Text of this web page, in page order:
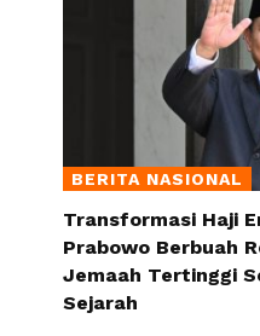
BERITA NASIONAL
Transformasi Haji
Prabowo Berbuah
Jemaah Tertinggi
Sejarah